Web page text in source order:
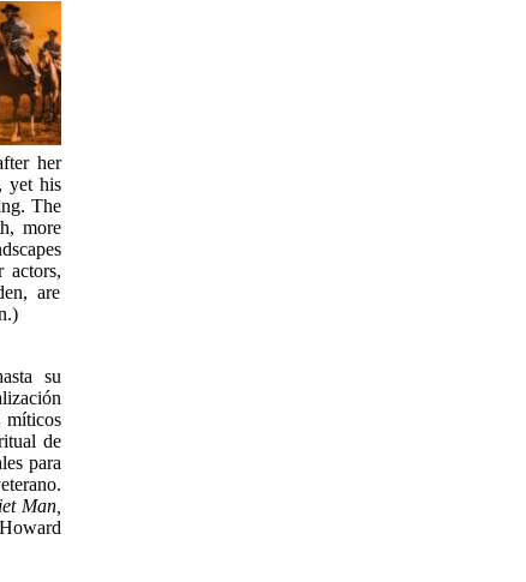
her
yet his
The
more
actors,
are
su
míticos
de
para
Man,